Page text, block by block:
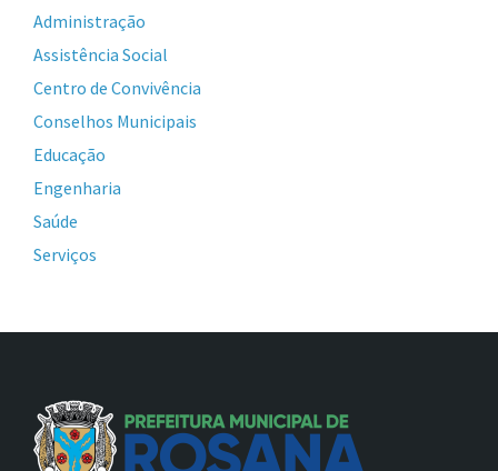
Administração
Assistência Social
Centro de Convivência
Conselhos Municipais
Educação
Engenharia
Saúde
Serviços